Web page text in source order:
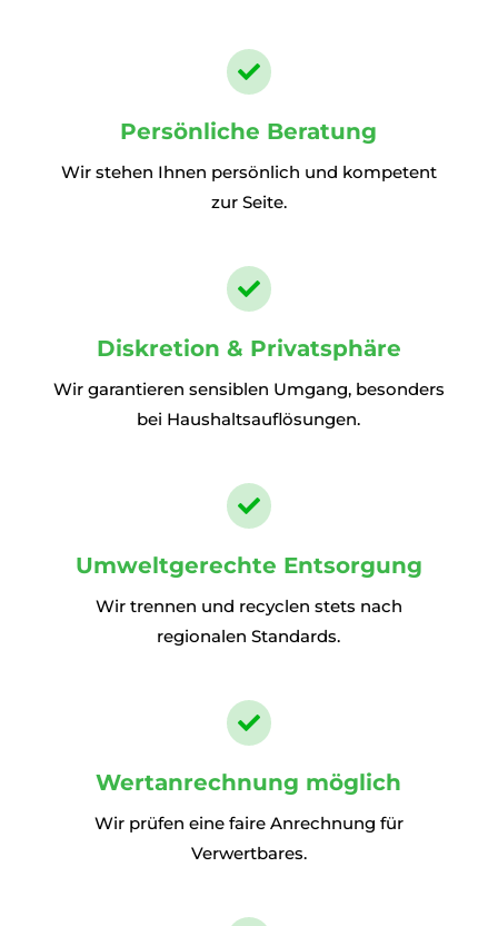

Persönliche Beratung
Wir stehen Ihnen persönlich und kompetent
zur Seite.

Diskretion & Privatsphäre
Wir garantieren sensiblen Umgang, besonders
bei Haushaltsauflösungen.

Umweltgerechte Entsorgung
Wir trennen und recyclen stets nach
regionalen Standards.

Wertanrechnung möglich
Wir prüfen eine faire Anrechnung für
Verwertbares.